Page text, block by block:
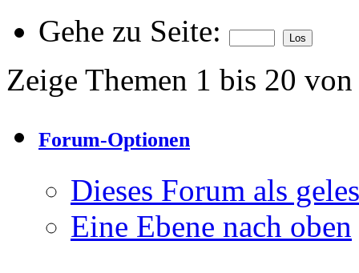
Gehe zu Seite:
Zeige Themen 1 bis 20
Forum-Optionen
Dieses Forum als
Eine Ebene nach oben